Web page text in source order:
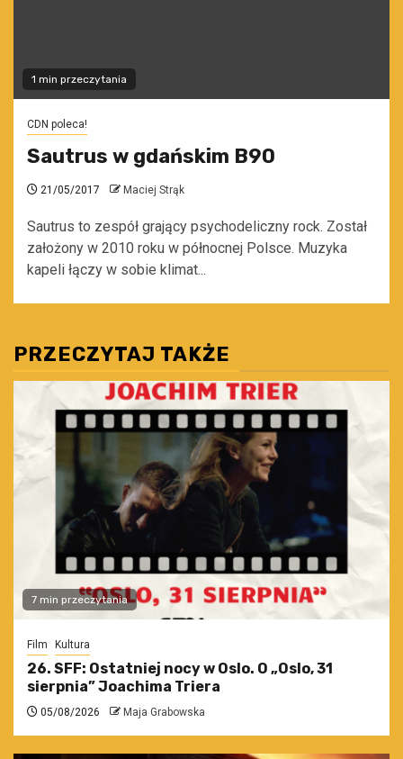
1 min przeczytania
CDN poleca!
Sautrus w gdańskim B90
21/05/2017 Maciej Strąk
Sautrus to zespół grający psychodeliczny rock. Został
założony w 2010 roku w północnej Polsce. Muzyka
kapeli łączy w sobie klimat...
PRZECZYTAJ TAKŻE
7 min przeczytania
Film Kultura
26. SFF: Ostatniej nocy w Oslo. O „Oslo, 31
sierpnia” Joachima Triera
05/08/2026 Maja Grabowska